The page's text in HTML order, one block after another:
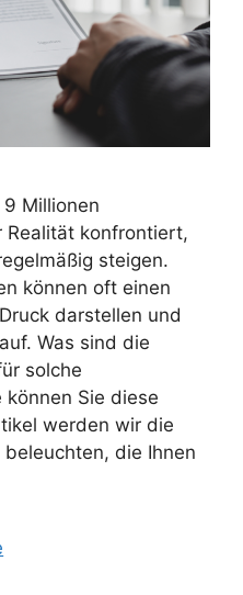
Millionen
Realität konfrontiert,
steigen.
können oft einen
darstellen und
Was sind die
solche
Sie diese
werden wir die
die Ihnen